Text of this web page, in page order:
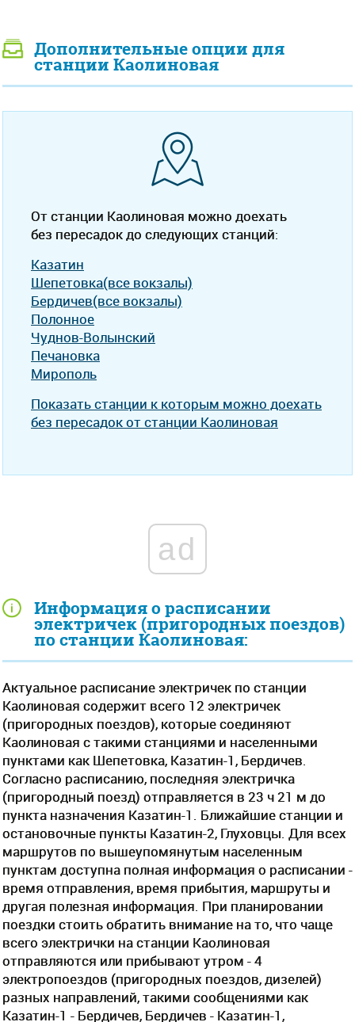
Информация о расписании
электричек (пригородных поездов)
по станции Каолиновая:
Актуальное расписание электричек по станции
Каолиновая содержит всего 12 электричек
(пригородных поездов), которые соединяют
Каолиновая с такими станциями и населенными
пунктами как Шепетовка, Казатин-1, Бердичев.
Согласно расписанию, последняя электричка
(пригородный поезд) отправляется в 23 ч 21 м до
пункта назначения Казатин-1. Ближайшие станции и
остановочные пункты Казатин-2, Глуховцы. Для всех
маршрутов по вышеупомянутым населенным
пунктам доступна полная информация о расписании -
время отправления, время прибытия, маршруты и
другая полезная информация. При планировании
поездки стоить обратить внимание на то, что чаще
всего электрички на станции Каолиновая
отправляются или прибывают утром - 4
электропоездов (пригородных поездов, дизелей)
разных направлений, такими сообщениями как
Казатин-1 - Бердичев, Бердичев - Казатин-1,
Дополнительные опции для
станции Каолиновая
От станции Каолиновая можно доехать
без пересадок до следующих станций:
Казатин
Шепетовка(все вокзалы)
Бердичев(все вокзалы)
Полонное
Чуднов-Волынский
Печановка
Мирополь
Показать станции к которым можно доехать
без пересадок от станции Каолиновая
ad